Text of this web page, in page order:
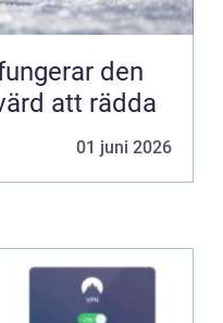
att rädda
01 juni 2026